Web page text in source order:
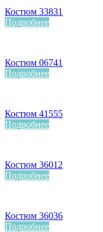
Костюм 33831
Подробнее
Костюм 06741
Подробнее
Костюм 41555
Подробнее
Костюм 36012
Подробнее
Костюм 36036
Подробнее